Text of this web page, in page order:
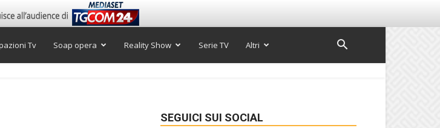
Tv Soap opera Reality Show Serie TV Altri
SEGUICI SUI SOCIAL